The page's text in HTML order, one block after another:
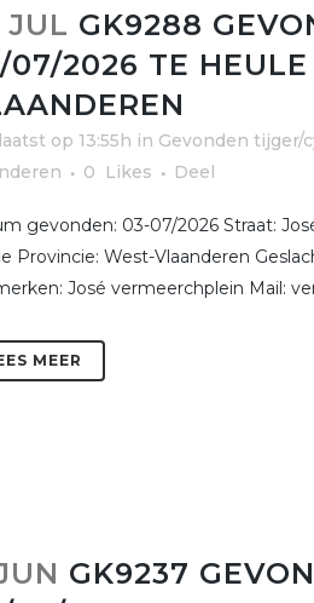
JUL GK9288
07/2026 TE HEULE
op 13:55h in Gevonden tijger/
0 Likes Deel
gevonden: 03-07/2026 Straat:
Provincie: West-Vlaanderen
José vermeerchplein Mail:
MEER
GK9237